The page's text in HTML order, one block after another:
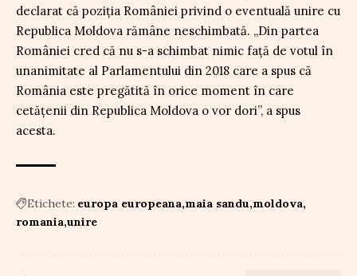
declarat că poziția României privind o eventuală unire cu
Republica Moldova rămâne neschimbată. „Din partea
României cred că nu s-a schimbat nimic față de votul în
unanimitate al Parlamentului din 2018 care a spus că
România este pregătită în orice moment în care
cetățenii din Republica Moldova o vor dori”, a spus
acesta.
Etichete: europa europeana maia sandu moldova
romania unire